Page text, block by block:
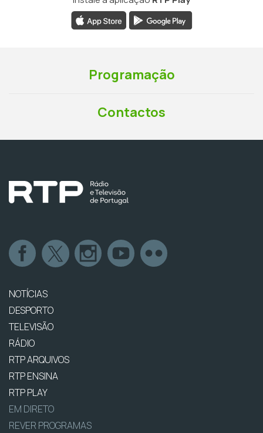
Programação
Contactos
NOTÍCIAS
DESPORTO
TELEVISÃO
RÁDIO
RTP ARQUIVOS
RTP ENSINA
RTP PLAY
EM DIRETO
REVER PROGRAMAS